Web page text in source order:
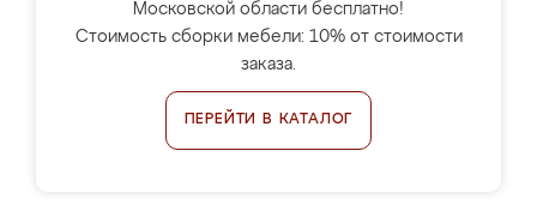
Московской области бесплатно!
Стоимость сборки мебели: 10% от стоимости
заказа.
ПЕРЕЙТИ В КАТАЛОГ